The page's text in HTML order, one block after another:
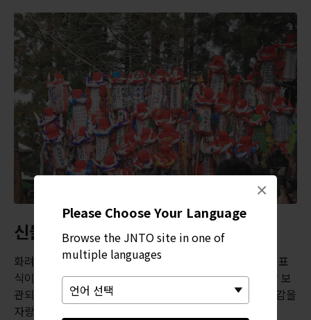
Please Choose Your Language
Browse the JNTO site in one of
multiple languages
×
신들을 위한 표지물
화려한 색의 천으로 만든 본덴은 신들이 지상에 내려올 때 표
식이 되어준다고 합니다. 이 신사에 바친 본덴은 경내에 잘 보
관되며, 신사를 뒤덮은 새하얀 눈과 대비되는 아름다운 색감을
자랑합니다.